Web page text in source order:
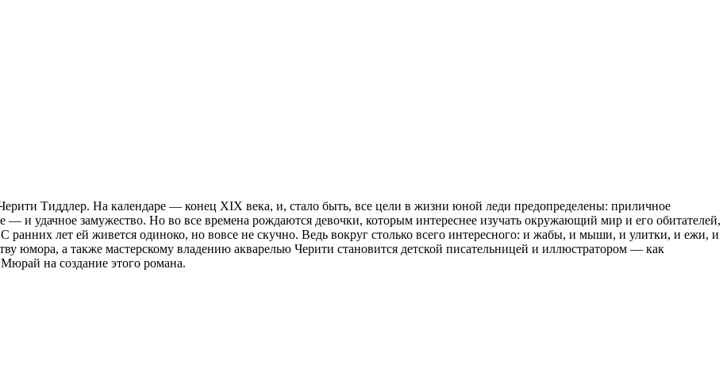
Тиддлер. На календаре — конец XIX века, и, стало быть, все цели в жизни юной леди предопределены: приличное
и удачное замужество. Но во все времена рождаются девочки, которым интереснее изучать окружающий мир и его обитателей,
ранних лет ей живется одиноко, но вовсе не скучно. Ведь вокруг столько всего интересного: и жабы, и мыши, и улитки, и ежи, и
юмора, а также мастерскому владению акварелью Черити становится детской писательницей и иллюстратором — как
на создание этого романа.